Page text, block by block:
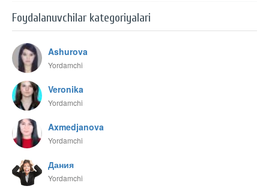
Foydalanuvchilar kategoriyalari
Ashurova
Yordamchi
Veronika
Yordamchi
Axmedjanova
Yordamchi
Дания
Yordamchi